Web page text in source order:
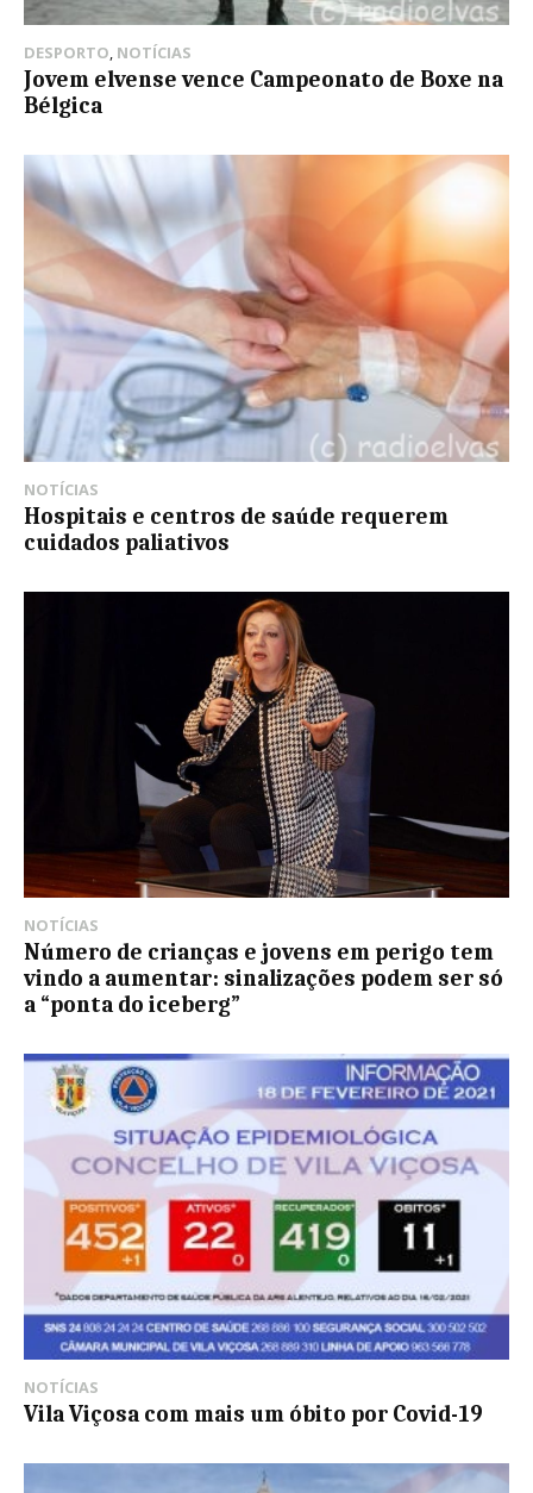
DESPORTO, NOTÍCIAS
Jovem elvense vence Campeonato de Boxe na
Bélgica
NOTÍCIAS
Hospitais e centros de saúde requerem
cuidados paliativos
NOTÍCIAS
Número de crianças e jovens em perigo tem
vindo a aumentar: sinalizações podem ser só
a “ponta do iceberg”
NOTÍCIAS
Vila Viçosa com mais um óbito por Covid-19